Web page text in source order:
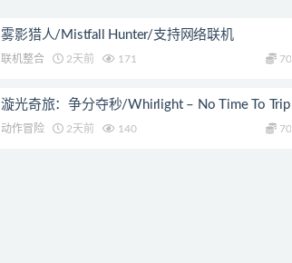
雾影猎人/Mistfall Hunter/支持网络联机
联机整合 2天前 171 70
漩光奇旅：争分夺秒/Whirlight – No Time To Trip
动作冒险 2天前 140 70